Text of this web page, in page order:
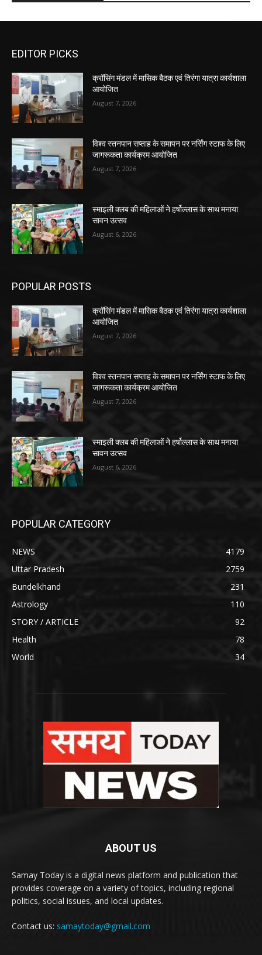
EDITOR PICKS
क्रॉसिंग मंडल में मासिक बैठक एवं तिरंगा यात्रा कार्यशाला
आयोजित
August 7, 2026
विश्व स्तनपान सप्ताह के समापन पर नर्सिंग स्टाफ के लिए
जागरूकता कार्यक्रम आयोजित
August 7, 2026
स्माइली क्लब की महिलाओं ने हर्षोल्लास के साथ मनाया
सावन उत्सव
August 6, 2026
POPULAR POSTS
क्रॉसिंग मंडल में मासिक बैठक एवं तिरंगा यात्रा कार्यशाला
आयोजित
August 7, 2026
विश्व स्तनपान सप्ताह के समापन पर नर्सिंग स्टाफ के लिए
जागरूकता कार्यक्रम आयोजित
August 7, 2026
स्माइली क्लब की महिलाओं ने हर्षोल्लास के साथ मनाया
सावन उत्सव
August 6, 2026
POPULAR CATEGORY
NEWS
4179
Uttar Pradesh
2759
Bundelkhand
231
Astrology
110
STORY / ARTICLE
92
Health
78
World
34
ABOUT US
Samay Today is a digital news platform and publication that
provides coverage on a variety of topics, including regional
politics, social issues, and local updates.
Contact us: samaytoday@gmail.com